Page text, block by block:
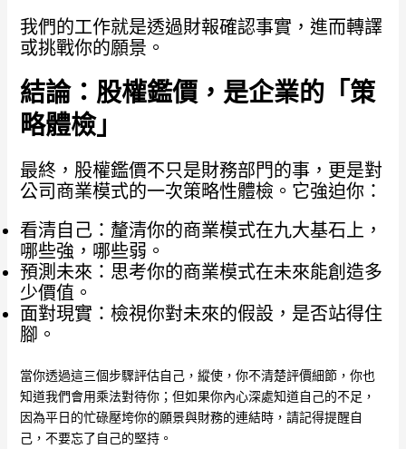
我們的工作就是透過財報確認事實，進而轉譯
或挑戰你的願景。
結論：股權鑑價，是企業的「策
略體檢」
最終，股權鑑價不只是財務部門的事，更是對
公司商業模式的一次策略性體檢。它強迫你：
看清自己：釐清你的商業模式在九大基石上，
哪些強，哪些弱。
預測未來：思考你的商業模式在未來能創造多
少價值。
面對現實：檢視你對未來的假設，是否站得住
腳。
當你透過這三個步驟評估自己，縱使，你不清楚評價細節，你也
知道我們會用乘法對待你；但如果你內心深處知道自己的不足，
因為平日的忙碌壓垮你的願景與財務的連結時，請記得提醒自
己，不要忘了自己的堅持。